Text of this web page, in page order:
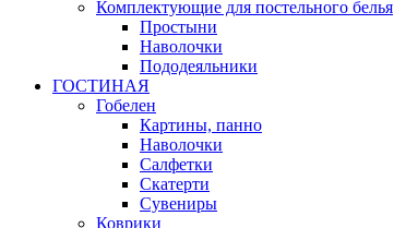
Комплектующие для постельного белья
Простыни
Наволочки
Пододеяльники
ГОСТИНАЯ
Гобелен
Картины, панно
Наволочки
Салфетки
Скатерти
Сувениры
Коврики